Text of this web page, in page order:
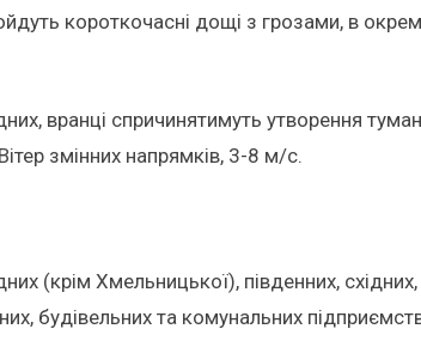
короткочасні дощі з грозами, в
вранці спричинятимуть утворення
змінних напрямків, 3-8 м/с.
(крім Хмельницької), південних,
будівельних та комунальних